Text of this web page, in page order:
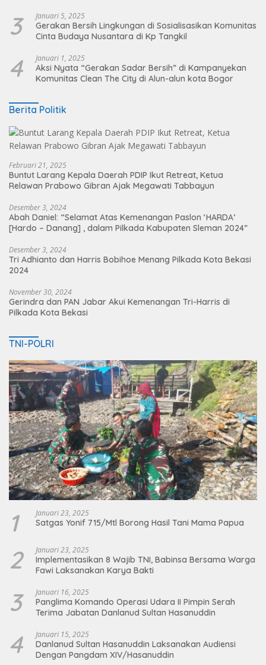
3 Januari 5, 2025
Gerakan Bersih Lingkungan di Sosialisasikan Komunitas
Cinta Budaya Nusantara di Kp Tangkil
4 Januari 1, 2025
Aksi Nyata “Gerakan Sadar Bersih” di Kampanyekan
Komunitas Clean The City di Alun-alun kota Bogor
Berita Politik
Februari 21, 2025
Buntut Larang Kepala Daerah PDIP Ikut Retreat, Ketua
Relawan Prabowo Gibran Ajak Megawati Tabbayun
Desember 3, 2024
Abah Daniel: “Selamat Atas Kemenangan Paslon ‘HARDA’
[Hardo – Danang] , dalam Pilkada Kabupaten Sleman 2024”
Desember 3, 2024
Tri Adhianto dan Harris Bobihoe Menang Pilkada Kota Bekasi
2024
November 30, 2024
Gerindra dan PAN Jabar Akui Kemenangan Tri-Harris di
Pilkada Kota Bekasi
TNI-POLRI
1 Januari 23, 2025
Satgas Yonif 715/Mtl Borong Hasil Tani Mama Papua
2 Januari 23, 2025
Implementasikan 8 Wajib TNI, Babinsa Bersama Warga
Fawi Laksanakan Karya Bakti
3 Januari 16, 2025
Panglima Komando Operasi Udara II Pimpin Serah
Terima Jabatan Danlanud Sultan Hasanuddin
4 Januari 15, 2025
Danlanud Sultan Hasanuddin Laksanakan Audiensi
Dengan Pangdam XIV/Hasanuddin